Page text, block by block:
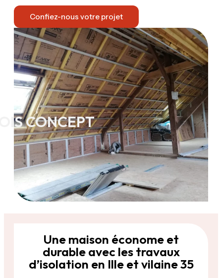
CONCEPT
Confiez-nous votre projet
Une maison économe et
durable avec les travaux
d’isolation en Ille et vilaine 35